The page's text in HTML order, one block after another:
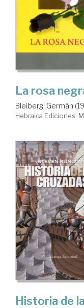
La rosa
Bleiberg, Germán
Hebraica Ediciones.
Historia de